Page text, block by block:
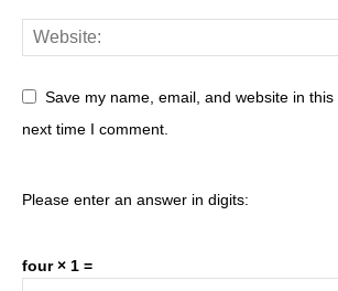
Save my name, email, and website in
next time I comment.
Please enter an answer in digits:
four × 1 =